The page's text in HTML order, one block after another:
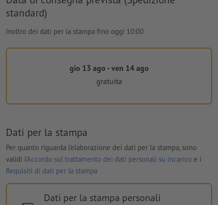
standard)
Inoltro dei dati per la stampa fino oggi 10:00
gio 13 ago - ven 14 ago
gratuita
Dati per la stampa
Per quanto riguarda l'elaborazione dei dati per la stampa, sono
validi l'Accordo sul trattamento dei dati personali su incarico e i
Requisiti di dati per la stampa
Dati per la stampa personali